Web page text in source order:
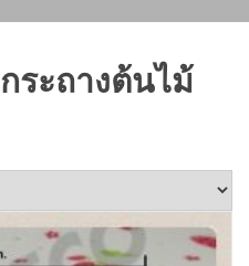
ระถางต้นไม้